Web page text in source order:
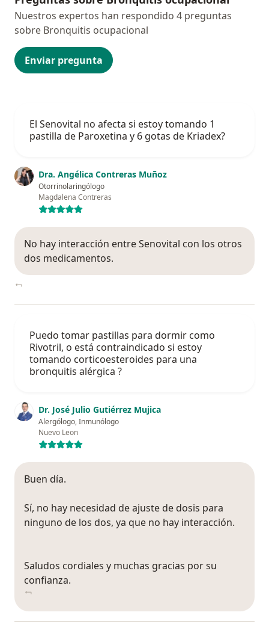
Enviar pregunta
Nuestros expertos han respondido 4 preguntas
sobre Bronquitis ocupacional
El Senovital no afecta si estoy tomando 1
pastilla de Paroxetina y 6 gotas de Kriadex?
Dra. Angélica Contreras Muñoz
Otorrinolaringólogo
Magdalena Contreras
No hay interacción entre Senovital con los otros
dos medicamentos.
Puedo tomar pastillas para dormir como
Rivotril, o está contraindicado si estoy
tomando corticoesteroides para una
bronquitis alérgica ?
Dr. José Julio Gutiérrez Mujica
Alergólogo, Inmunólogo
Nuevo Leon
Buen día.
Sí, no hay necesidad de ajuste de dosis para
ninguno de los dos, ya que no hay interacción.
Saludos cordiales y muchas gracias por su
confianza.